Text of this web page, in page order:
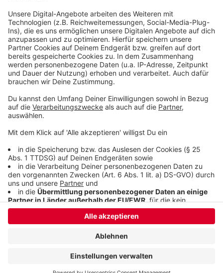
Netzwerk von Hebammen, die sich gegenseitig
aushelfen, wenn in der Nachbarstadt Not herrscht. Ob
diese Projekte erfolgreich sind, soll regelmäßig
überprüft werden. Die Auflistung der 74 Ideen findet
ihrhier.
Autor: José Narciandi
Anzeige
Anzeige